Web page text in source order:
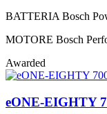
BATTERIA Bosch
MOTORE Bosch
Awarded
eONE-EIGHTY